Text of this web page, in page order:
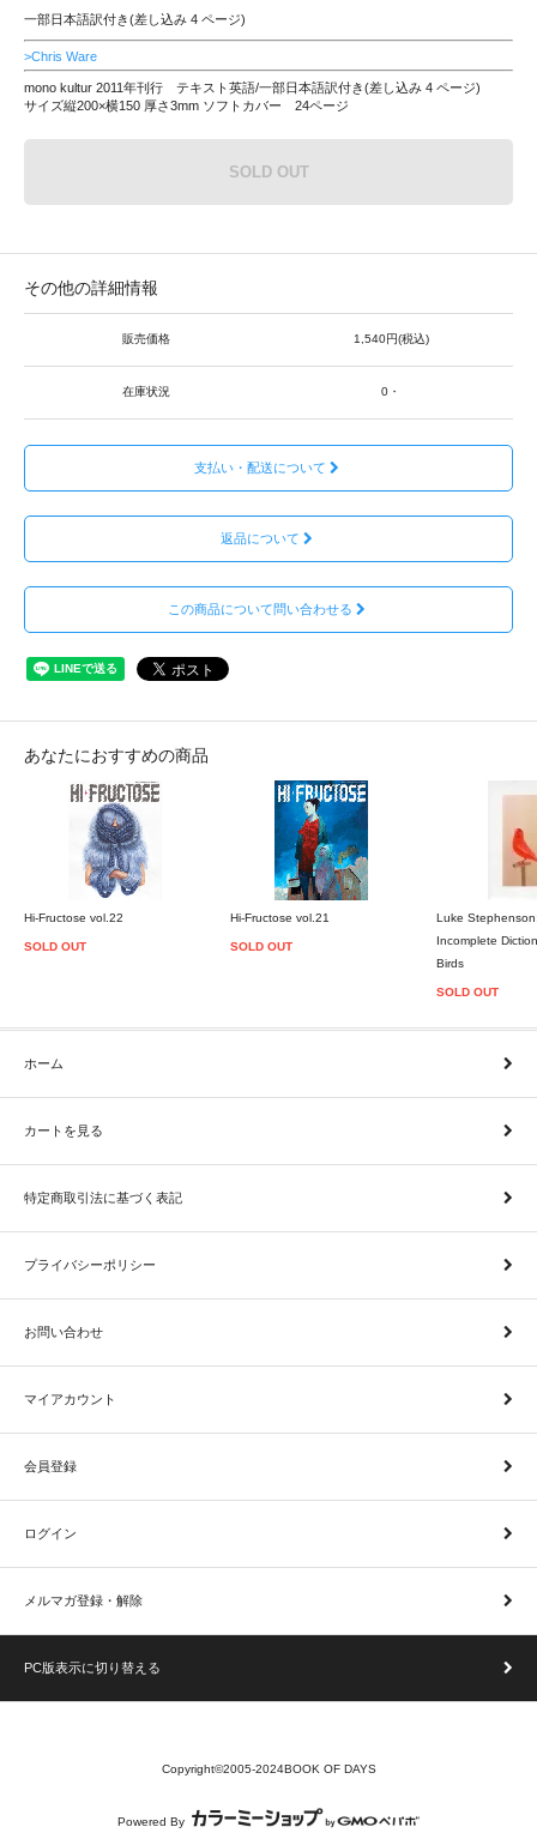
一部日本語訳付き(差し込み 4 ページ)
>Chris Ware
mono kultur 2011年刊行 テキスト英語/一部日本語訳付き(差し込み 4 ページ)
サイズ縦200×横150 厚さ3mm ソフトカバー 24ページ
SOLD OUT
その他の詳細情報
販売価格 1,540円(税込)
在庫状況 0・
支払い・配送について
返品について
この商品について問い合わせる
あなたにおすすめの商品
Hi-Fructose vol.22
SOLD OUT
Hi-Fructose vol.21
SOLD OUT
Luke
Incomplete
Birds
SOLD OUT
ホーム
カートを見る
特定商取引法に基づく表記
プライバシーポリシー
お問い合わせ
マイアカウント
会員登録
ログイン
メルマガ登録・解除
PC版表示に切り替える
Copyright©2005-2024BOOK OF DAYS
Powered By